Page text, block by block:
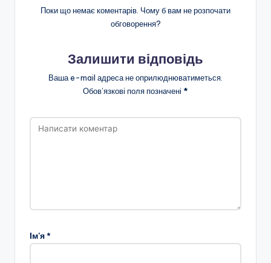
Поки що немає коментарів. Чому б вам не розпочати
обговорення?
Залишити відповідь
Ваша e-mail адреса не оприлюднюватиметься.
Обов’язкові поля позначені *
Ім'я*